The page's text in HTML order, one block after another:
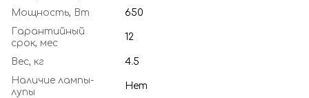
Мощность, Вт
650
Гарантийный
срок, мес
12
Вес, кг
4.5
Наличие лампы-
лупы
Нет